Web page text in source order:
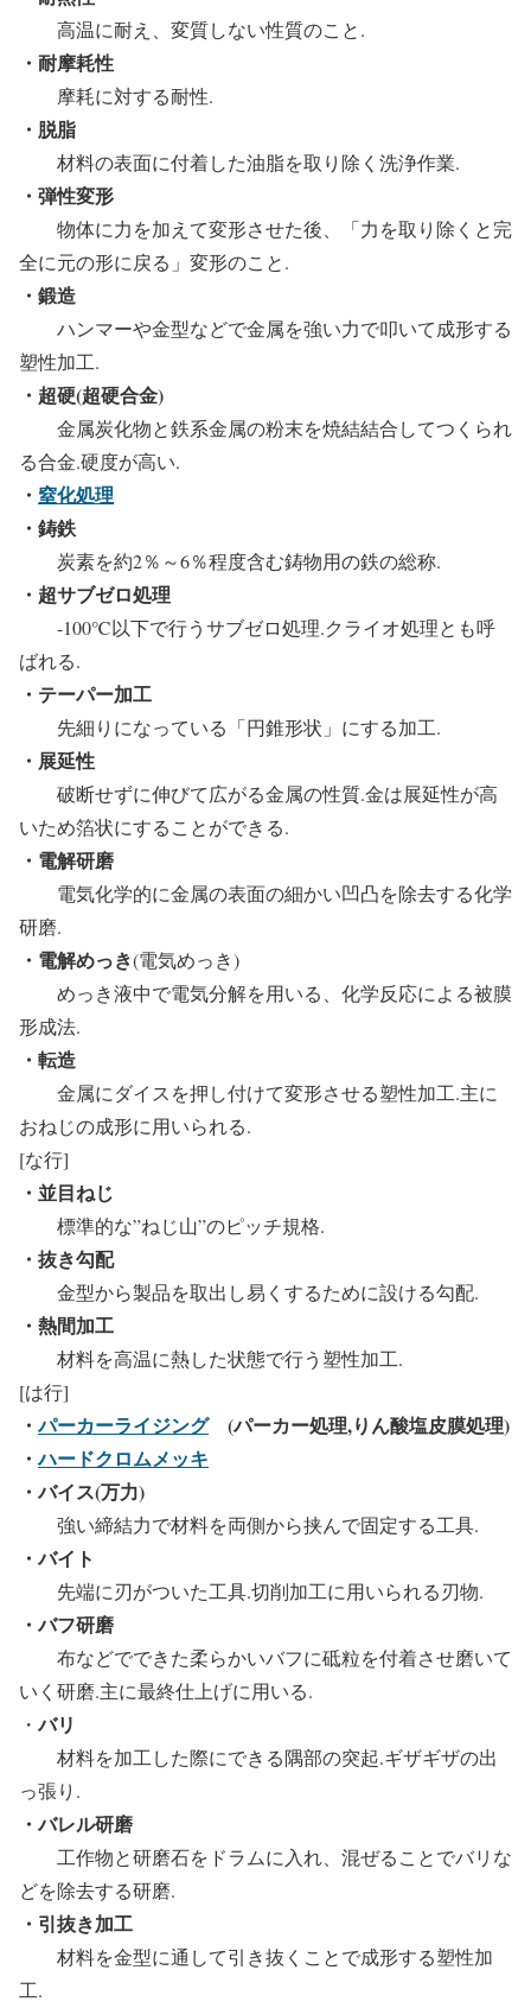
高温に耐え、変質しない性質のこと.
・耐摩耗性
摩耗に対する耐性.
・脱脂
材料の表面に付着した油脂を取り除く洗浄作業.
・弾性変形
物体に力を加えて変形させた後、「力を取り除くと完
全に元の形に戻る」変形のこと.
・鍛造
ハンマーや金型などで金属を強い力で叩いて成形する
塑性加工.
・超硬(超硬合金)
金属炭化物と鉄系金属の粉末を焼結結合してつくられ
る合金.硬度が高い.
・ 窒化処理
・鋳鉄
炭素を約2％～6％程度含む鋳物用の鉄の総称.
・超サブゼロ処理
-100℃以下で行うサブゼロ処理.クライオ処理とも呼
ばれる.
・テーパー加工
先細りになっている「円錐形状」にする加工.
・展延性
破断せずに伸びて広がる金属の性質.金は展延性が高
いため箔状にすることができる.
・電解研磨
電気化学的に金属の表面の細かい凹凸を除去する化学
研磨.
・電解めっき(電気めっき)
めっき液中で電気分解を用いる、化学反応による被膜
形成法.
・転造
金属にダイスを押し付けて変形させる塑性加工.主に
おねじの成形に用いられる.
[な行]
・並目ねじ
標準的な”ねじ山”のピッチ規格.
・抜き勾配
金型から製品を取出し易くするために設ける勾配.
・熱間加工
材料を高温に熱した状態で行う塑性加工.
[は行]
・パーカーライジング(パーカー処理,りん酸塩皮膜処理)
・ハードクロムメッキ
・バイス(万力)
強い締結力で材料を両側から挟んで固定する工具.
・バイト
先端に刃がついた工具.切削加工に用いられる刃物.
・バフ研磨
布などでできた柔らかいバフに砥粒を付着させ磨いて
いく研磨.主に最終仕上げに用いる.
・バリ
材料を加工した際にできる隅部の突起.ギザギザの出
っ張り.
・バレル研磨
工作物と研磨石をドラムに入れ、混ぜることでバリな
どを除去する研磨.
・引抜き加工
材料を金型に通して引き抜くことで成形する塑性加
工.